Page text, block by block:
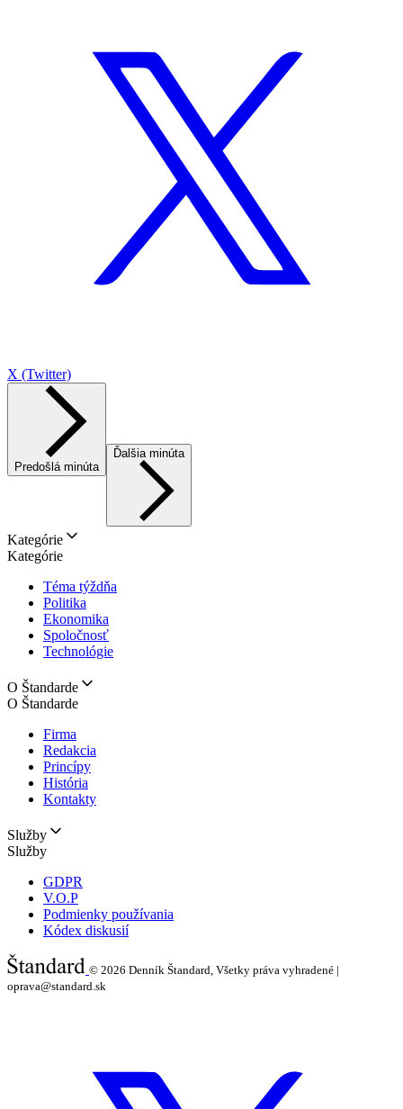
X (Twitter)
Predošlá minúta
Ďalšia minúta
Kategórie
Kategórie
Téma týždňa
Politika
Ekonomika
Spoločnosť
Technológie
O Štandarde
O Štandarde
Firma
Redakcia
Princípy
História
Kontakty
Služby
Služby
GDPR
V.O.P
Podmienky používania
Kódex diskusií
© 2026 Denník Štandard, Všetky práva vyhradené |
oprava@standard.sk